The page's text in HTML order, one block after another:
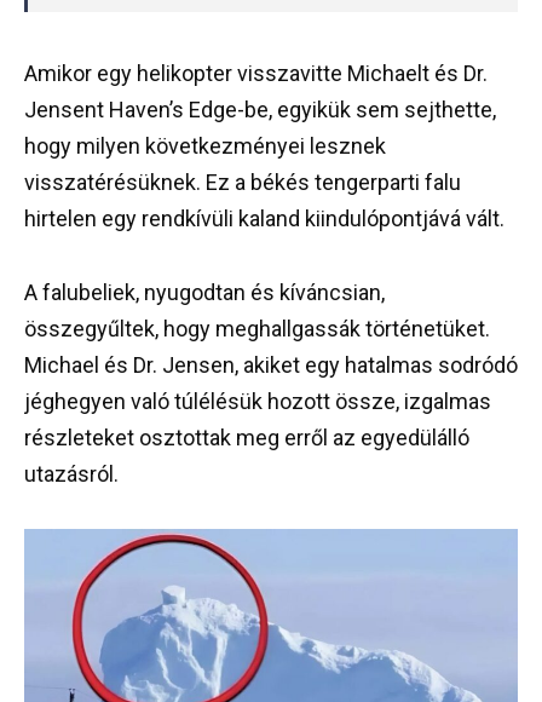
Amikor egy helikopter visszavitte Michaelt és Dr.
Jensent Haven’s Edge-be, egyikük sem sejthette,
hogy milyen következményei lesznek
visszatérésüknek. Ez a békés tengerparti falu
hirtelen egy rendkívüli kaland kiindulópontjává vált.
A falubeliek, nyugodtan és kíváncsian,
összegyűltek, hogy meghallgassák történetüket.
Michael és Dr. Jensen, akiket egy hatalmas sodródó
jéghegyen való túlélésük hozott össze, izgalmas
részleteket osztottak meg erről az egyedülálló
utazásról.